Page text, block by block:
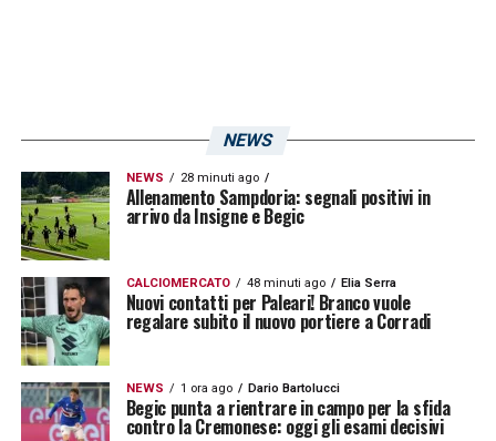
NEWS
NEWS 28 minuti ago
Allenamento Sampdoria: segnali positivi in
arrivo da Insigne e Begic
CALCIOMERCATO 48 minuti ago Elia Serra
Nuovi contatti per Paleari! Branco vuole
regalare subito il nuovo portiere a Corradi
NEWS 1 ora ago Dario Bartolucci
Begic punta a rientrare in campo per la sfida
contro la Cremonese: oggi gli esami decisivi